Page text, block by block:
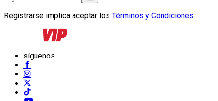
Registrarse implica aceptar los Términos y Condiciones
síguenos